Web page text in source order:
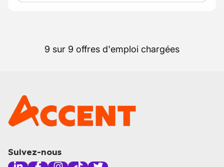
9 sur 9 offres d'emploi chargées
Suivez-nous